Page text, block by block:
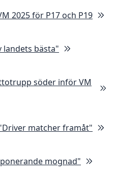
2025 för P17 och P19
landets bästa"
söder inför VM
matcher framåt"
mognad"